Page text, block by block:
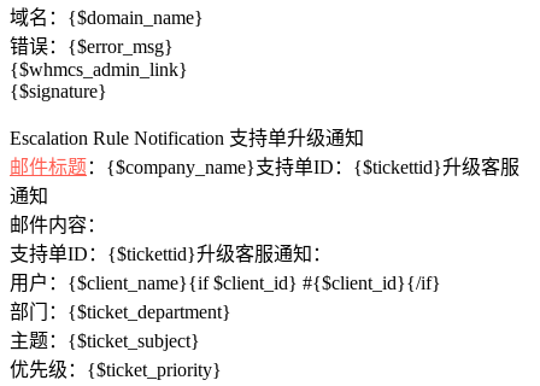
域名：{$domain_name}
错误：{$error_msg}
{$whmcs_admin_link}
{$signature}
Escalation Rule Notification 支持单升级通知
邮件标题 ：{​​$company_name}支持单ID：{$tickettid}升级客服
通知
邮件内容：
支持单ID：{$tickettid}升级客服通知：
用户：{$client_name}{if $client_id} #{$client_id}{/if}
部门：{$ticket_department}
主题：{$ticket_subject}
优先级：{$ticket_priority}